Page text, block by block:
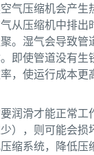
气压缩机会产生
从压缩机中排出
。湿气会导致管
即使管道没有生
，使运行成本更
润滑才能正常工
），则可能会损
缩系统，降低压